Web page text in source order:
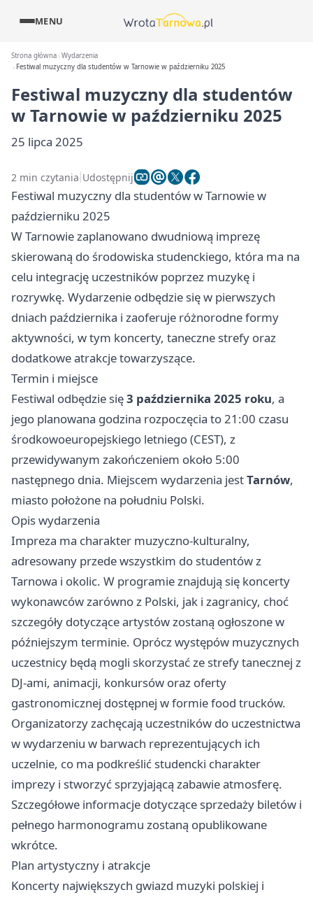
MENU
Strona główna Wydarzenia
Festiwal muzyczny dla studentów w Tarnowie w październiku 2025
Festiwal muzyczny dla studentów
w Tarnowie w październiku 2025
25 lipca 2025
2 min czytania Udostępnij
Festiwal muzyczny dla studentów w Tarnowie w
październiku 2025
W Tarnowie zaplanowano dwudniową imprezę
skierowaną do środowiska studenckiego, która ma na
celu integrację uczestników poprzez muzykę i
rozrywkę. Wydarzenie odbędzie się w pierwszych
dniach października i zaoferuje różnorodne formy
aktywności, w tym koncerty, taneczne strefy oraz
dodatkowe atrakcje towarzyszące.
Termin i miejsce
Festiwal odbędzie się3 października 2025 roku, a
jego planowana godzina rozpoczęcia to 21:00 czasu
środkowoeuropejskiego letniego (CEST), z
przewidywanym zakończeniem około 5:00
następnego dnia. Miejscem wydarzenia jestTarnów,
miasto położone na południu Polski.
Opis wydarzenia
Impreza ma charakter muzyczno-kulturalny,
adresowany przede wszystkim do studentów z
Tarnowa i okolic. W programie znajdują się koncerty
wykonawców zarówno z Polski, jak i zagranicy, choć
szczegóły dotyczące artystów zostaną ogłoszone w
późniejszym terminie. Oprócz występów muzycznych
uczestnicy będą mogli skorzystać ze strefy tanecznej z
DJ-ami, animacji, konkursów oraz oferty
gastronomicznej dostępnej w formie food trucków.
Organizatorzy zachęcają uczestników do uczestnictwa
w wydarzeniu w barwach reprezentujących ich
uczelnie, co ma podkreślić studencki charakter
imprezy i stworzyć sprzyjającą zabawie atmosferę.
Szczegółowe informacje dotyczące sprzedaży biletów i
pełnego harmonogramu zostaną opublikowane
wkrótce.
Plan artystyczny i atrakcje
Koncerty największych gwiazd muzyki polskiej i